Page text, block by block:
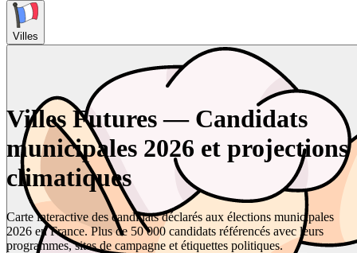
Villes
Villes Futures — Candidats
municipales 2026 et projections
climatiques
Carte interactive des candidats déclarés aux élections municipales
2026 en France. Plus de 50 000 candidats référencés avec leurs
programmes, sites de campagne et étiquettes politiques.